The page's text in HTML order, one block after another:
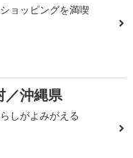
ョッピングを満喫
／沖縄県
しがよみがえる